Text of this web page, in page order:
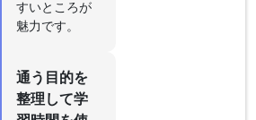
すいところが
魅力です。
通う目的を
整理して学